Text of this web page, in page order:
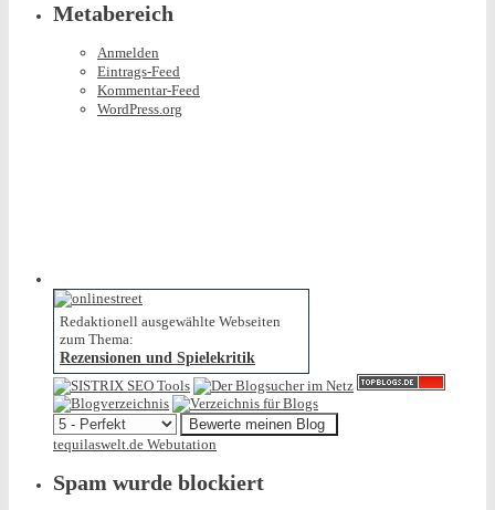
Metabereich
Anmelden
Eintrags-Feed
Kommentar-Feed
WordPress.org
Redaktionell ausgewählte Webseiten
zum Thema:
Rezensionen und Spielekritik
tequilaswelt.de Webutation
Spam wurde blockiert